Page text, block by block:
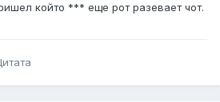
който *** еще рот разевает чот.